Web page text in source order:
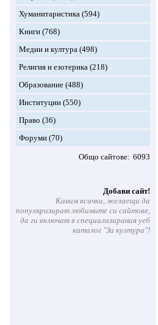
Хуманитаристика (594)
Книги (768)
Медии и култура (498)
Религия и езотерика (218)
Образование (488)
Институции (550)
Право (36)
Форуми (70)
Общо сайтове 6093
Добави сайт!
Каним всички, желаещи да
популяризират любимите си сайтове,
да ги включат в специализирания уеб
каталог "За култура"!